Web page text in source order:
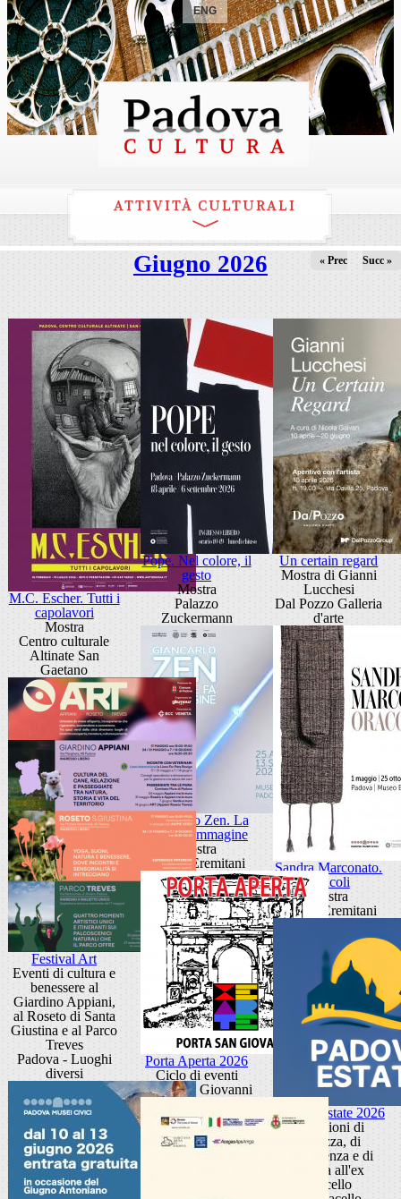
ENG
ATTIVITÀ CULTURALI
Giugno 2026 « Prec Succ »
M.C. Escher. Tutti i
capolavori
Mostra
Centro culturale
Altinate San
Gaetano
Pope. Nel colore, il
gesto
Mostra
Palazzo
Zuckermann
Un certain regard
Mostra di Gianni
Lucchesi
Dal Pozzo Galleria
d'arte
Giancarlo Zen. La
luce fa l'immagine
Mostra
Museo Eremitani
Sandra Marconato.
Oracoli
Mostra
Museo Eremitani
Festival Art
Eventi di cultura e
benessere al
Giardino Appiani,
al Roseto di Santa
Giustina e al Parco
Treves
Padova - Luoghi
diversi
Porta Aperta 2026
Ciclo di eventi
Porta San Giovanni
Padova Estate 2026
Occasioni di
bellezza, di
conoscenza e di
cultura all'ex
Macello